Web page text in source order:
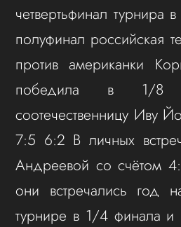
четвертьфинал
полуфинал российская
против американки
победила в 1/8
соотечественницу Иву
7:5 6:2 В личных
Андреевой со счётом
они встречались год
турнире в 1/4 финала